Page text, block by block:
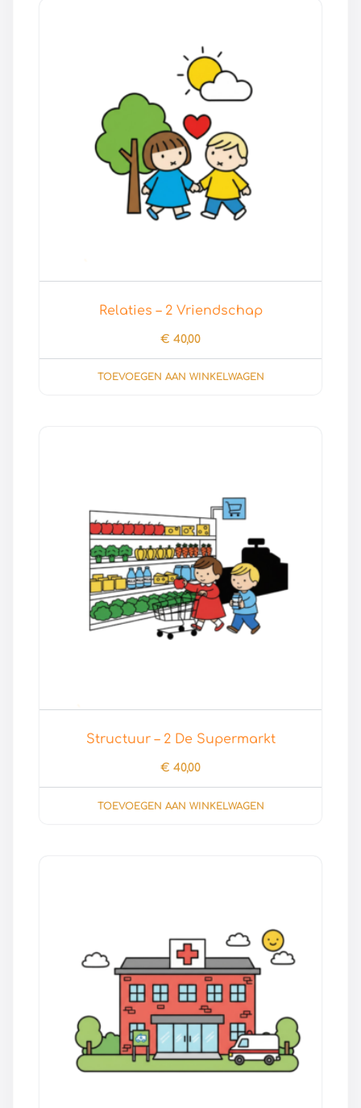
Relaties – 2 Vriendschap
€ 40,00
TOEVOEGEN AAN WINKELWAGEN
Structuur – 2 De Supermarkt
€ 40,00
TOEVOEGEN AAN WINKELWAGEN